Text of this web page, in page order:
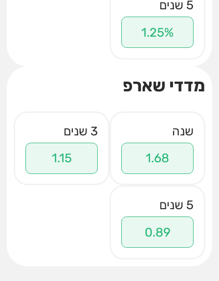
5 שנים
1.25%
מדדי שארפ
שנה
1.68
3 שנים
1.15
5 שנים
0.89